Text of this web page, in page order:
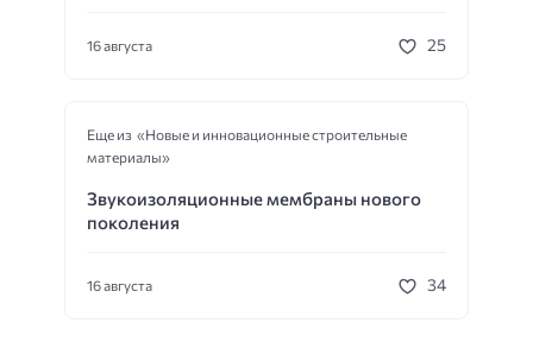
16 августа 25
Еще из «Новые и инновационные строительные
материалы»
Звукоизоляционные мембраны нового
поколения
16 августа 34